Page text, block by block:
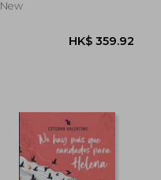
New
HK$